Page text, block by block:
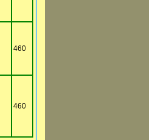
460
460